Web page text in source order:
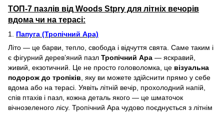
ТОП-7 пазлів від Woods Stpry для літніх вечорів
вдома чи на терасі:
1. Папуга (Тропічний Ара)
Літо — це барви, тепло, свобода і відчуття свята. Саме таким і
є фігурний дерев’яний пазл Тропічний Ара — яскравий,
живий, екзотичний. Це не просто головоломка, це візуальна
подорож до тропіків, яку ви можете здійснити прямо у себе
вдома або на терасі. Уявіть літній вечір, прохолодний напій,
спів птахів і пазл, кожна деталь якого — це шматочок
вічнозеленого лісу. Тропічний Ара чудово поєднується з літнім